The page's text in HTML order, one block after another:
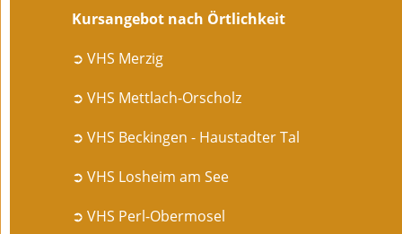
Kursangebot nach Örtlichkeit
➲ VHS Merzig
➲ VHS Mettlach-Orscholz
➲ VHS Beckingen - Haustadter Tal
➲ VHS Losheim am See
➲ VHS Perl-Obermosel